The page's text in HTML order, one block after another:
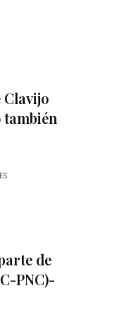
Clavijo
también
de
PNC)-